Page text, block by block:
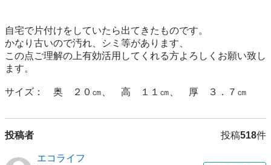
自宅で片付けをしていたら出てきたものです。
かなり古いので汚れ、シミ等があります、
この点ご理解の上有効活用してくれる方よろしくお願い致し
ます。
サイズ：　奥　２０㎝、　高　１１㎝、　厚　３．７㎝
投稿者 投稿518件
エコライフ